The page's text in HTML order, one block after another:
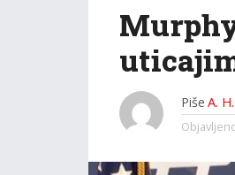
Piše A. H.